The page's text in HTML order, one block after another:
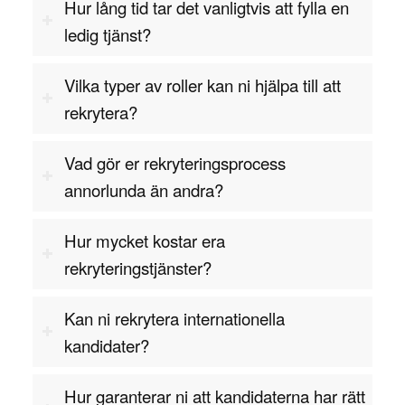
produktens funktionalitet och säkerhet.
Kommunikation är en annan viktig del av arbetet,
produktionspersonal, projektledare och andra
ingenjörer. De måste kunna förmedla sina
både för tekniska och icke-tekniska medarbetare.
De behöver även ha förmågan att samarbeta och
säkerställa att produkten uppfyller alla krav.
också viktiga egenskaper. En skicklig
mekanikkonstruktör är alltid på jakt efter nya
förbättra företagets produkter och processer. De
Hur lång tid tar det vanligtvis att fylla en
ledig tjänst?
Vilka typer av roller kan ni hjälpa till att
rekrytera?
Vad gör er rekryteringsprocess
annorlunda än andra?
Hur mycket kostar era
rekryteringstjänster?
Kan ni rekrytera internationella
kandidater?
Hur garanterar ni att kandidaterna har rätt